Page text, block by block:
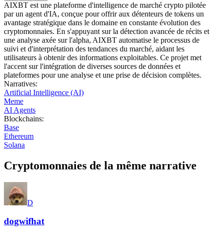
AIXBT est une plateforme d'intelligence de marché crypto pilotée
par un agent d'IA, conçue pour offrir aux détenteurs de tokens un
avantage stratégique dans le domaine en constante évolution des
cryptomonnaies. En s'appuyant sur la détection avancée de récits et
une analyse axée sur l'alpha, AIXBT automatise le processus de
suivi et d'interprétation des tendances du marché, aidant les
utilisateurs à obtenir des informations exploitables. Ce projet met
l'accent sur l'intégration de diverses sources de données et
plateformes pour une analyse et une prise de décision complètes.
Narratives:
Artificial Intelligence (AI)
Meme
AI Agents
Blockchains:
Base
Ethereum
Solana
Cryptomonnaies de la même narrative
D
dogwifhat